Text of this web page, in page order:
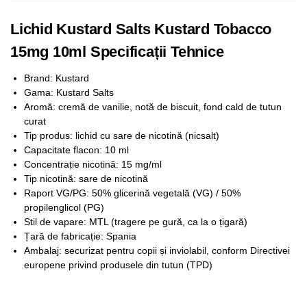
Lichid Kustard Salts Kustard Tobacco
15mg 10ml Specificații Tehnice
Brand: Kustard
Gama: Kustard Salts
Aromă: cremă de vanilie, notă de biscuit, fond cald de tutun
curat
Tip produs: lichid cu sare de nicotină (nicsalt)
Capacitate flacon: 10 ml
Concentrație nicotină: 15 mg/ml
Tip nicotină: sare de nicotină
Raport VG/PG: 50% glicerină vegetală (VG) / 50%
propilenglicol (PG)
Stil de vapare: MTL (tragere pe gură, ca la o țigară)
Țară de fabricație: Spania
Ambalaj: securizat pentru copii și inviolabil, conform Directivei
europene privind produsele din tutun (TPD)